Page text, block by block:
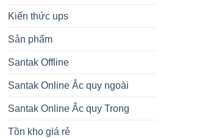
Kiến thức ups
Sản phẩm
Santak Offline
Santak Online Ắc quy ngoài
Santak Online Ắc quy Trong
Tồn kho giá rẻ